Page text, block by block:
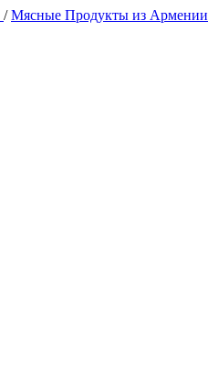
/Мясные Продукты из Армении